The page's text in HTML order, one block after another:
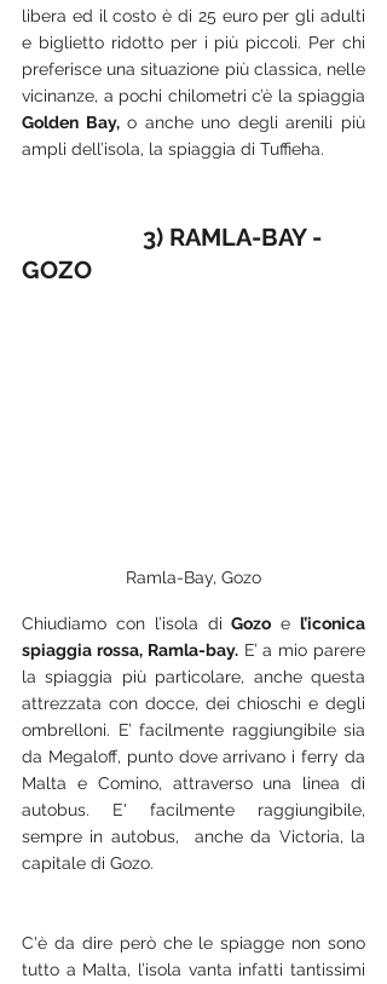
libera ed il costo è di 25 euro per gli adulti
e biglietto ridotto per i più piccoli. Per chi
preferisce una situazione più classica, nelle
Golden Bay, o anche uno degli arenili più
ampli dell’isola, la spiaggia di Tuffieha.
GOZO
Ramla-Bay, Gozo
Chiudiamo con l’isola di Gozo e l’iconica
spiaggia rossa, Ramla-bay. E’ a mio parere
la spiaggia più particolare, anche questa
attrezzata con docce, dei chioschi e degli
ombrelloni. E’ facilmente raggiungibile sia
da Megaloff, punto dove arrivano i ferry da
Malta e Comino, attraverso una linea di
autobus. E' facilmente raggiungibile,
sempre in autobus,  anche da Victoria, la
capitale di Gozo.
C'è da dire però che le spiagge non sono
tutto a Malta, l’isola vanta infatti tantissimi